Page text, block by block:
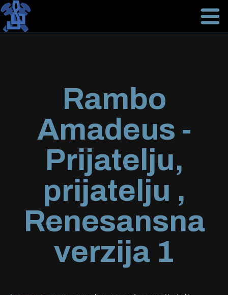
Rambo
Amadeus -
Prijatelju,
prijatelju ,
Renesansna
verzija 1